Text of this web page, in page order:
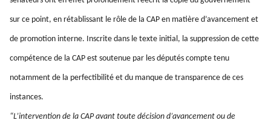
sur ce point, en rétablissant le rôle de la CAP en matière d’avancement et
de promotion interne. Inscrite dans le texte initial, la suppression de cette
compétence de la CAP est soutenue par les députés compte tenu
notamment de la perfectibilité et du manque de transparence de ces
instances.
“L’intervention de la CAP avant toute décision d’avancement ou de